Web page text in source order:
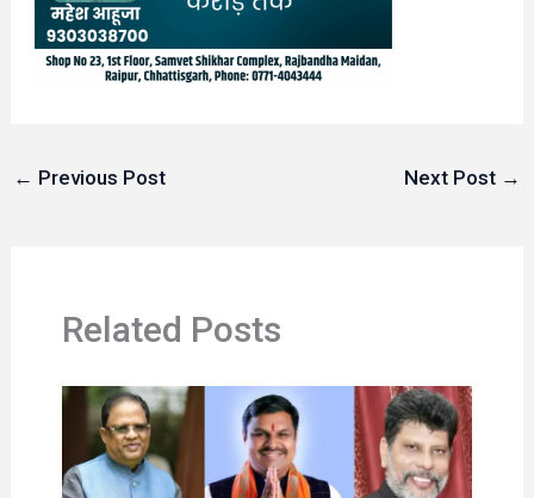
← Previous Post Next Post →
Related Posts